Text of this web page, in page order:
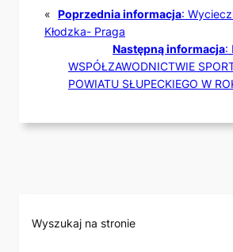
« Poprzednia informacja:
Kłodzka- Praga
Następną informacja:
WSPÓŁZAWODNICTWIE
POWIATU SŁUPECKIEGO W
Wyszukaj na stronie